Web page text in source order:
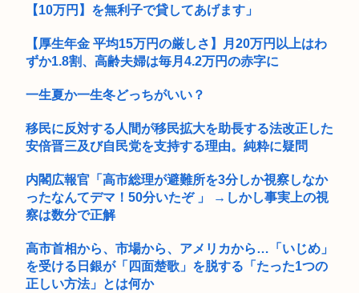
の凄...
大学教授「勉強もスポーツも親の収入で決まる。環境がないと
出来るわ...
www（動...
デスクワークモメン「なんや地震か！ちょwクソデカwww」
煙突ド...
公務員の給与爆裂上げ 大卒総合職の初任給31万6000円 ww...
この状況で移民に反対するやつ、バカと反日カルト信者だけだ
と話題に
【10万円】を無利子で貸してあげます」
【厚生年金 平均15万円の厳しさ】月20万円以上はわ
ずか1.8割、高齢夫婦は毎月4.2万円の赤字に
一生夏か一生冬どっちがいい？
移民に反対する人間が移民拡大を助長する法改正した
安倍晋三及び自民党を支持する理由。純粋に疑問
内閣広報官「高市総理が避難所を3分しか視察しなか
ったなんてデマ！50分いたぞ 」 →しかし事実上の視
察は数分で正解
高市首相から、市場から、アメリカから…「いじめ」
を受ける日銀が「四面楚歌」を脱する「たった1つの
正しい方法」とは何か